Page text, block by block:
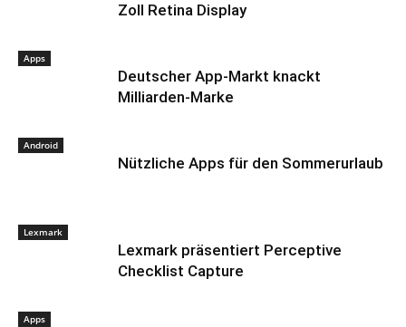
Zoll Retina Display
Apps
Deutscher App-Markt knackt
Milliarden-Marke
Android
Nützliche Apps für den Sommerurlaub
Lexmark
Lexmark präsentiert Perceptive
Checklist Capture
Apps